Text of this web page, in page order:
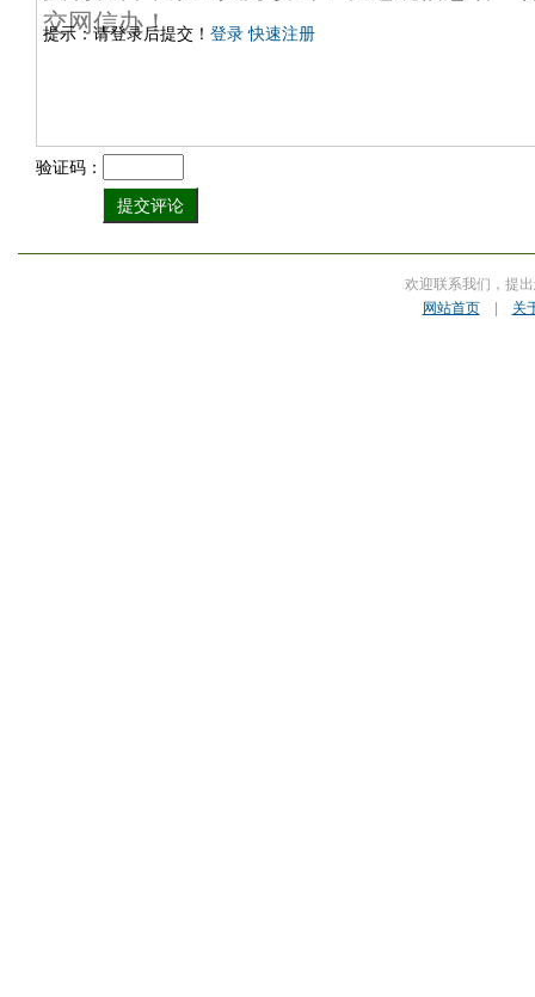
提示：请登录后提交！ 登录 快速注册
验证码：
欢迎联系我们，提
网站首页| 关